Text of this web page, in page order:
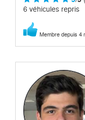
6 véhicules repris
Membre depuis 4